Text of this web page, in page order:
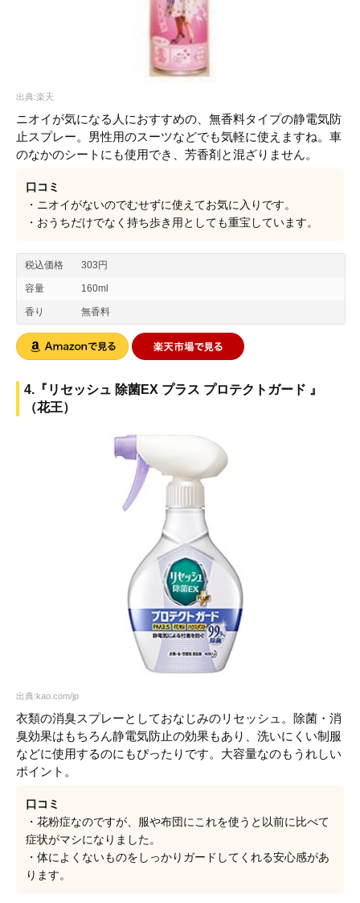
出典:楽天
ニオイが気になる人におすすめの、無香料タイプの静電気防
止スプレー。男性用のスーツなどでも気軽に使えますね。車
のなかのシートにも使用でき、芳香剤と混ざりません。
口コミ
・ニオイがないのでむせずに使えてお気に入りです。
・おうちだけでなく持ち歩き用としても重宝しています。
税込価格 303円
容量 160ml
香り 無香料
4.『リセッシュ 除菌EX プラス プロテクトガード 』
（花王）
出典:kao.com/jp
衣類の消臭スプレーとしておなじみのリセッシュ。除菌・消
臭効果はもちろん静電気防止の効果もあり、洗いにくい制服
などに使用するのにもぴったりです。大容量なのもうれしい
ポイント。
口コミ
・花粉症なのですが、服や布団にこれを使うと以前に比べて
症状がマシになりました。
・体によくないものをしっかりガードしてくれる安心感があ
ります。